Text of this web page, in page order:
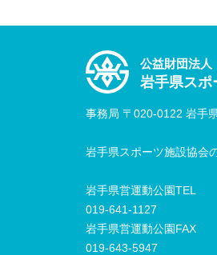
公益財団法人
岩手県スポ
事務局 〒020-0122 岩手
岩手県スポーツ施設協会
岩手県営運動公園TEL
019-641-1127
岩手県営運動公園FAX
019-643-5947